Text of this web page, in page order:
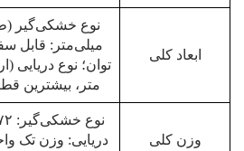
ابعاد کلی
نوع خشکی‌گیر
میلی‌متر: قابل
متر، بیشترین قطر
وزن کلی
دریایی: وزن تک